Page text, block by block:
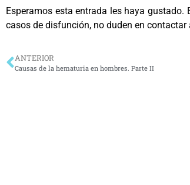
Esperamos esta entrada les haya gustado.
casos de disfunción, no duden en contactar
ANTERIOR
Causas de la hematuria en hombres. Parte II